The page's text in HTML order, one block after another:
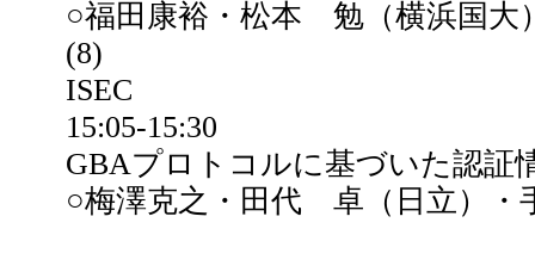
○福田康裕・松本 勉（横浜国大
(8)
ISEC
15:05-15:30
GBAプロトコルに基づいた認証
○梅澤克之・田代 卓（日立）